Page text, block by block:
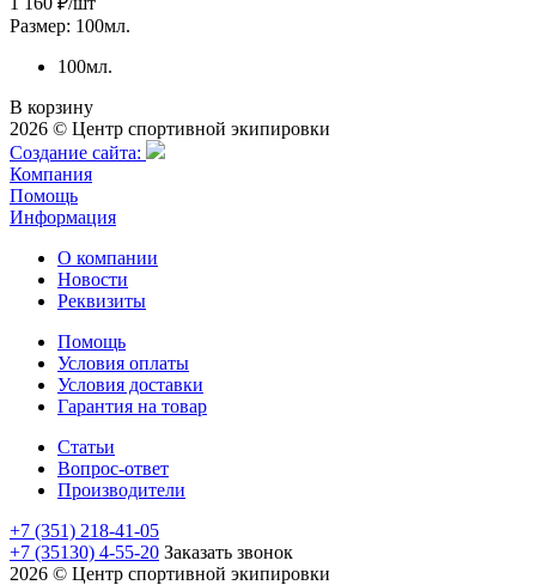
Размер: 100мл.
100мл.
В корзину
2026 © Центр спортивной экипировки
Cоздание сайта:
Компания
Помощь
Информация
О компании
Новости
Реквизиты
Помощь
Условия оплаты
Условия доставки
Гарантия на товар
Статьи
Вопрос-ответ
Производители
+7 (351) 218-41-05
+7 (35130) 4-55-20 Заказать звонок
2026 © Центр спортивной экипировки